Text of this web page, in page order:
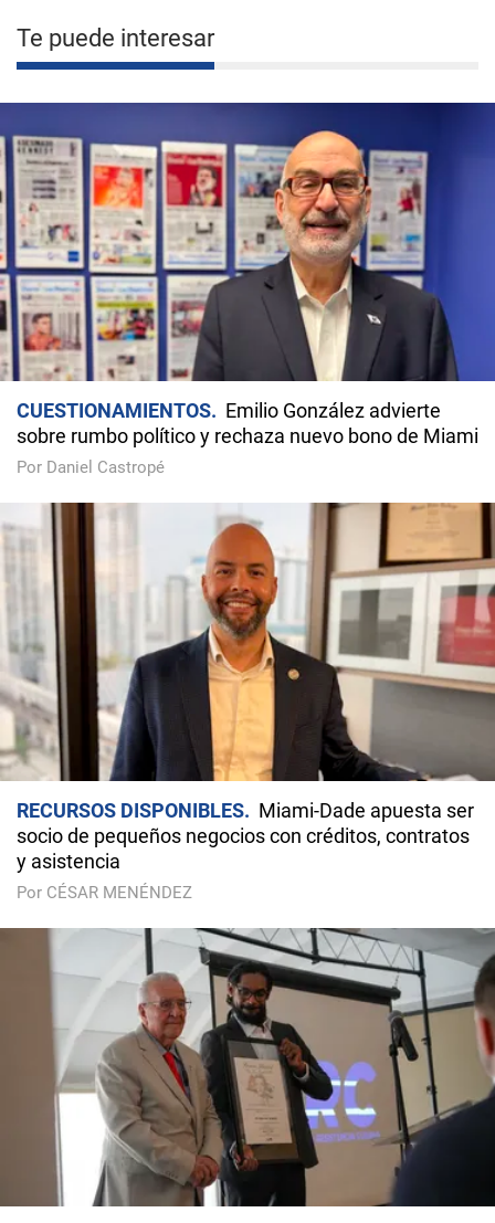
Te puede interesar
CUESTIONAMIENTOS
Emilio González advierte
sobre rumbo político y rechaza nuevo bono de Miami
Por Daniel Castropé
RECURSOS DISPONIBLES
Miami-Dade apuesta ser
socio de pequeños negocios con créditos, contratos
y asistencia
Por CÉSAR MENÉNDEZ